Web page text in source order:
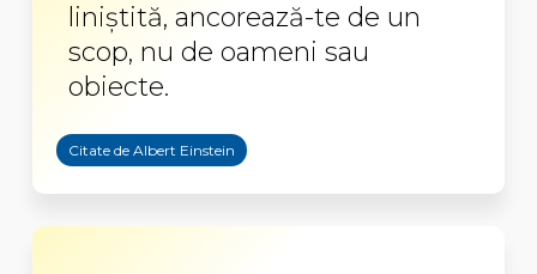
liniștită, ancorează-te de un
scop, nu de oameni sau
obiecte.
Citate de Albert Einstein